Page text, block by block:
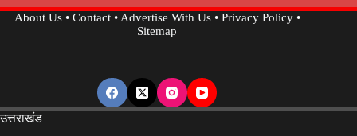
About Us• Contact• Advertise With Us• Privacy Policy•
Sitemap
उत्तराखंड